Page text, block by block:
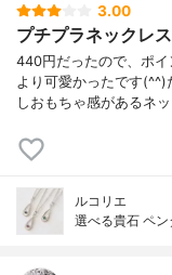
3.00
プチプラネックレス
440円だったので、ポ
より可愛かったです
しおもちゃ感があるネ
ルコリエ
選べる貴石 ペン